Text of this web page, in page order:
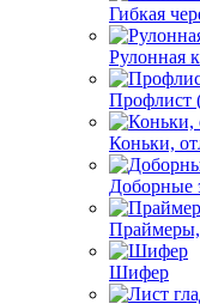
Гибкая
Рулонная
Профлист
Коньки,
Доборные
Шифер